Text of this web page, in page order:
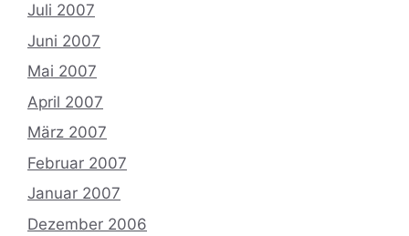
Juli 2007
Juni 2007
Mai 2007
April 2007
März 2007
Februar 2007
Januar 2007
Dezember 2006